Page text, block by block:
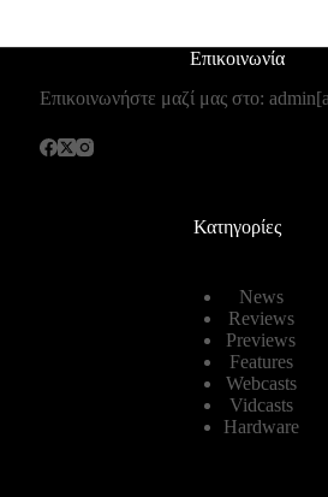
Επικοινωνία
Επικοινωνήστε μαζί μας στο:
Κατηγορίες
News
Reviews
Previews
Features
Webcasts
Vidcasts
Hardware